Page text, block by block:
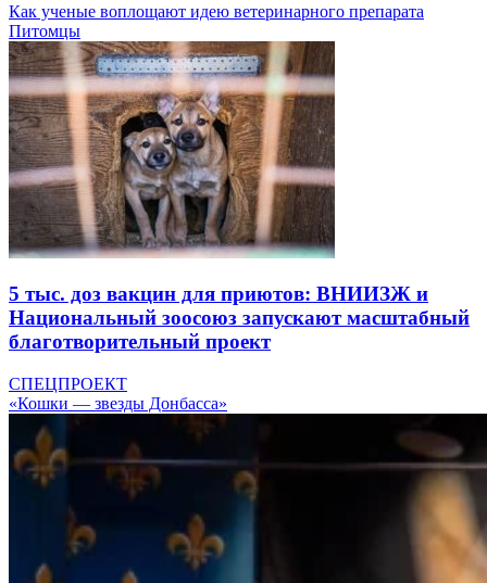
Как ученые воплощают идею ветеринарного препарата
Питомцы
5 тыс. доз вакцин для приютов: ВНИИЗЖ и
Национальный зоосоюз запускают масштабный
благотворительный проект
СПЕЦПРОЕКТ
«Кошки — звезды Донбасса»